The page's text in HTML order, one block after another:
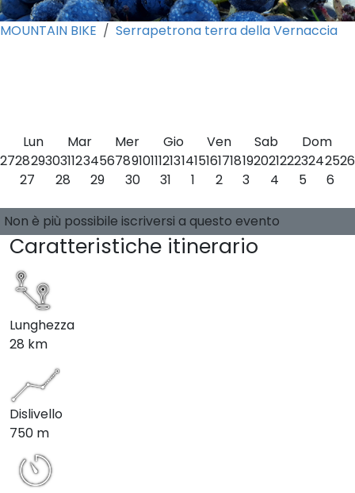
MOUNTAIN BIKE Serrapetrona terra della Vernaccia
Lun Mar Mer Gio Ven Sab
Dom
27282930311234567891011121314151617181920212223242526
27
28 29 30 31 1 2 3 4 5 6
Non è più possibile iscriversi a questo evento
Caratteristiche itinerario
Lunghezza
28 km
Dislivello
750 m